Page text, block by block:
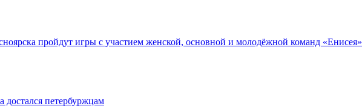
пройдут игры с участием женской, основной и молодёжной команд «Енисея»
достался петербуржцам